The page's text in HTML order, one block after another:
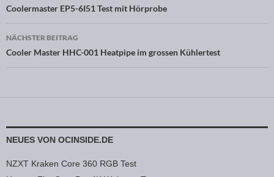
Coolermaster EP5-6I51 Test mit Hörprobe
NÄCHSTER BEITRAG
Cooler Master HHC-001 Heatpipe im grossen Kühlertest
NEUES VON OCINSIDE.DE
NZXT Kraken Core 360 RGB Test